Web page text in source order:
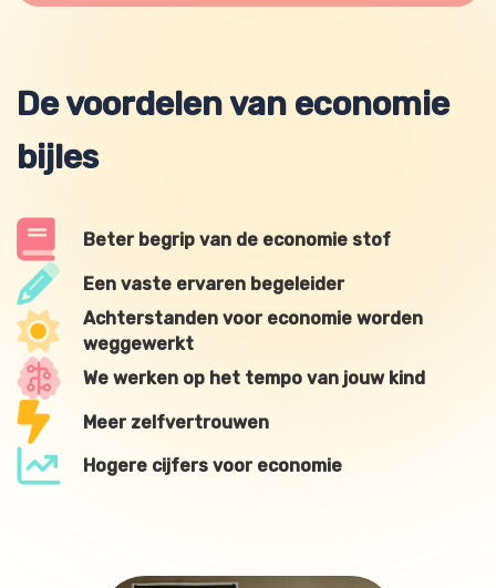
De voordelen van economie
bijles
Beter begrip van de economie stof
Een vaste ervaren begeleider
Achterstanden voor economie worden
weggewerkt
We werken op het tempo van jouw kind
Meer zelfvertrouwen
Hogere cijfers voor economie